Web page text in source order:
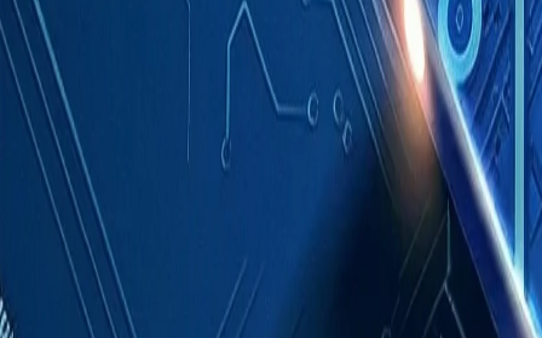
成功案例
關於我們